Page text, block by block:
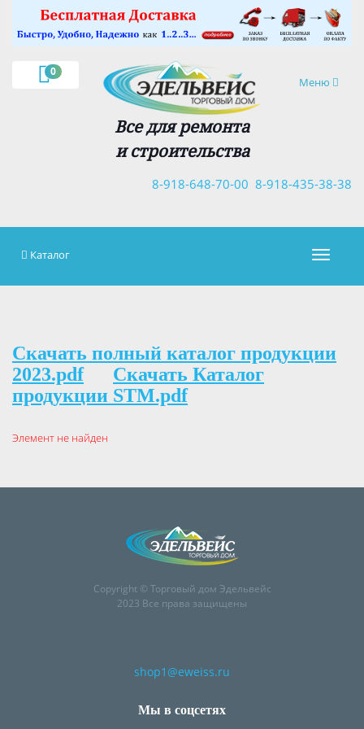
0
Навигация
Меню
Все для ремонта
и строительства
8-918-435-38-38
8-918-648-70-00
×
Каталог
Скачать полный каталог продукции
2023.pdf
Скачать Каталог
продукции STM.pdf
Элемент не найден
Copyright © Торговый дом Эдельвейс
2023 Все права защищены
shop1@eweiss.ru
Мы в соцсетях